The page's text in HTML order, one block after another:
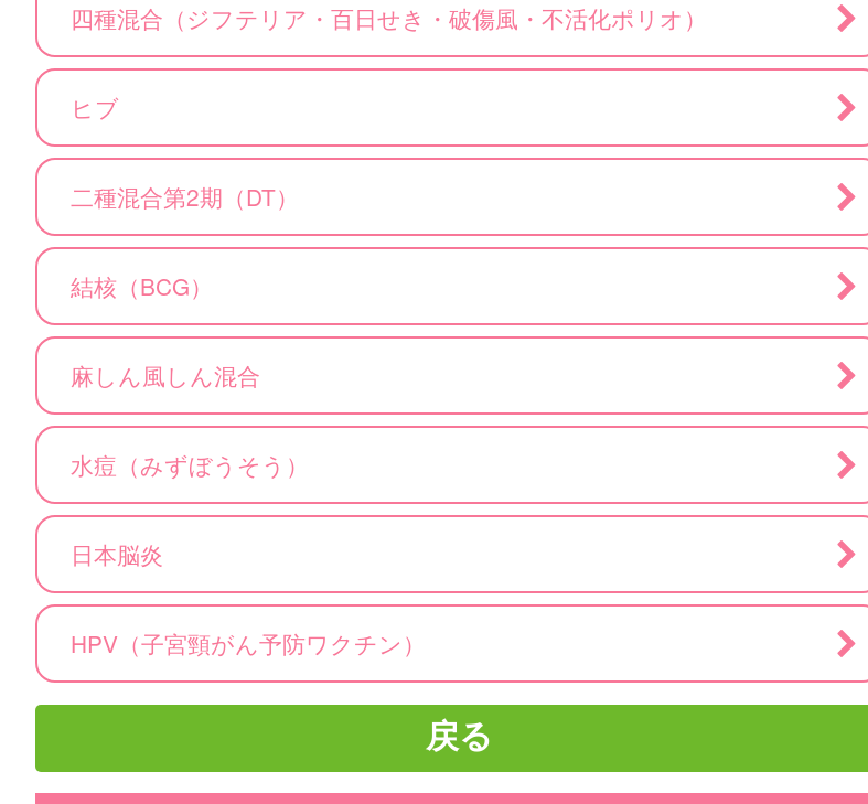
四種混合（ジフテリア・百日せき・破傷風・不活化ポリオ）
ヒブ
二種混合第2期（DT）
結核（BCG）
麻しん風しん混合
水痘（みずぼうそう）
日本脳炎
HPV（子宮頸がん予防ワクチン）
戻る